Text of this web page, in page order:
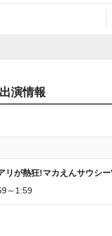
演情報
リが熱狂!マカえんサウシ
～1:59